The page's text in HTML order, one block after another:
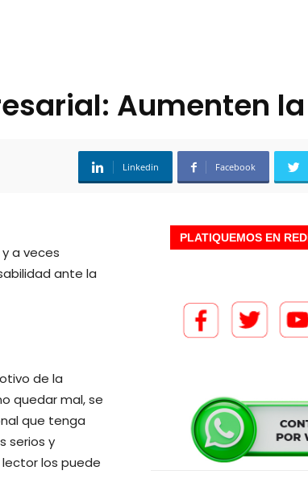
Aumenten
Linkedin Facebook
a veces
ante la
de la
quedar mal, se
que tenga
serios y
los puede
PLATIQUEMOS EN